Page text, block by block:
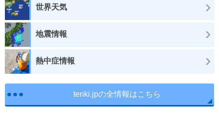
世界天気
地震情報
熱中症情報
tenki.jpの全情報はこちら